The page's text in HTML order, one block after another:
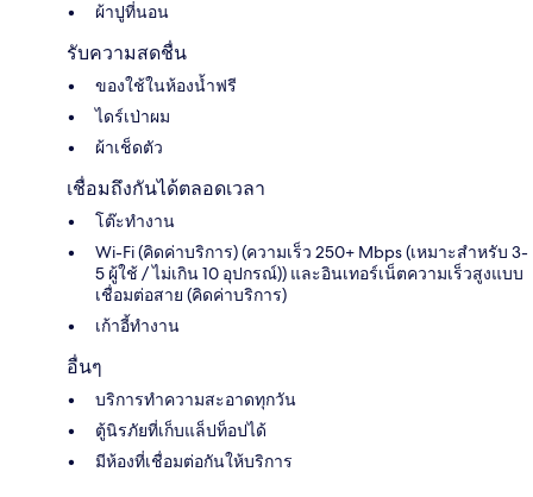
ผ้าปูที่นอน
รับความสดชื่น
ของใช้ในห้องน้ำฟรี
ไดร์เป่าผม
ผ้าเช็ดตัว
เชื่อมถึงกันได้ตลอดเวลา
โต๊ะทำงาน
Wi-Fi (คิดค่าบริการ) (ความเร็ว 250+ Mbps (เหมาะสำหรับ 3-
5 ผู้ใช้ / ไม่เกิน 10 อุปกรณ์)) และอินเทอร์เน็ตความเร็วสูงแบบ
เชื่อมต่อสาย (คิดค่าบริการ)
เก้าอี้ทำงาน
อื่นๆ
บริการทำความสะอาดทุกวัน
ตู้นิรภัยที่เก็บแล็ปท็อปได้
มีห้องที่เชื่อมต่อกันให้บริการ